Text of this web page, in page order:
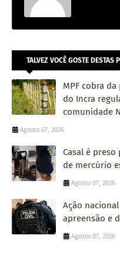
TALVEZ VOCÊ GOSTE DESTAS
MPF cobra
do Incra
comunidade
Agosto 07, 2026
Casal é preso
de mercúrio
Agosto 07, 2026
Ação
apreensão e
Agosto 07, 2026